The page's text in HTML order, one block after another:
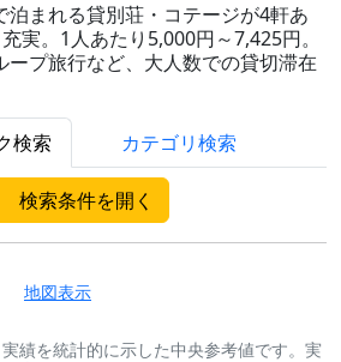
泊まれる貸別荘・コテージが4軒あ
実。1人あたり5,000円～7,425円。
ープ旅行など、大人数での貸切滞在
検索 カテゴリ検索
検索条件を開く
地図表示
績を統計的に示した中央参考値です。実